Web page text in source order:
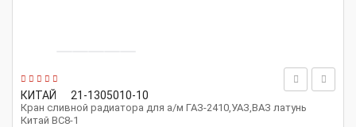
КИТАЙ 21-1305010-10
Кран сливной радиатора для а/м ГАЗ-2410,УАЗ,ВАЗ латунь
Китай ВС8-1